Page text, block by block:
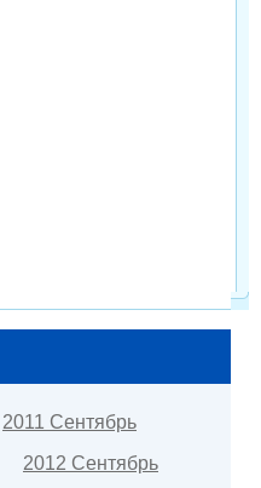
2011 Сентябрь
2012 Сентябрь